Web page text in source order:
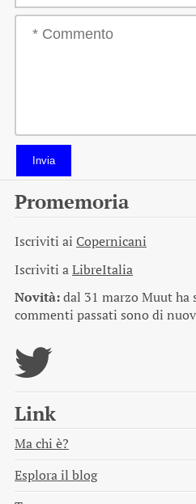
Invia
Promemoria
Iscriviti ai Copernicani
Iscriviti aLibreItalia
Novità:dal 31 marzo Muut ha
commenti passati sono di
Link
Ma chi è?
Esplora il blog